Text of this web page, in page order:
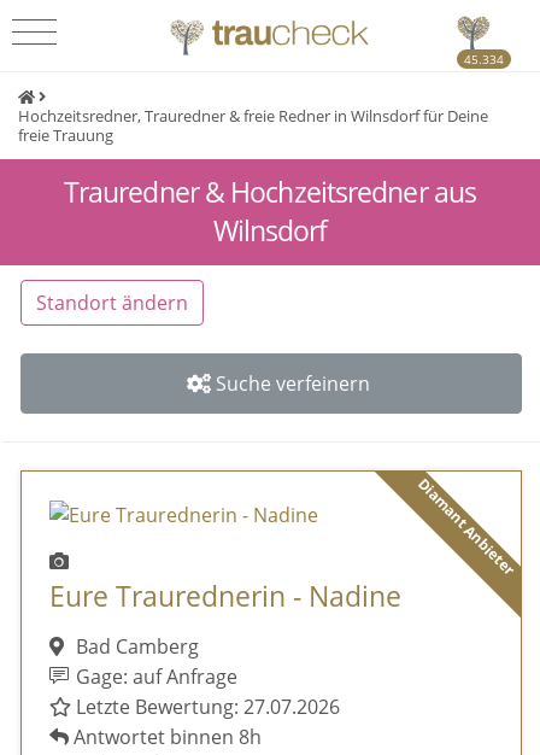
45.334
Hochzeitsredner, Trauredner & freie Redner in Wilnsdorf für Deine
freie Trauung
Trauredner & Hochzeitsredner aus
Wilnsdorf
Standort ändern
Suche verfeinern
Diamant Anbieter
Eure Traurednerin - Nadine
Bad Camberg
Gage: auf Anfrage
Letzte Bewertung: 27.07.2026
Antwortet binnen 8h